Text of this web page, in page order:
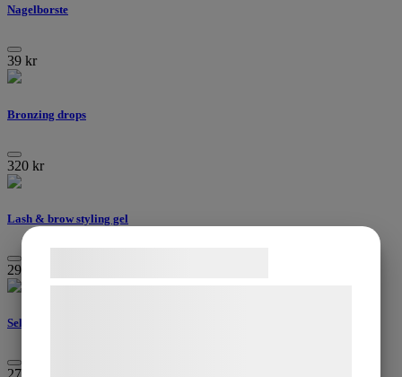
Nagelborste
39 kr
Bronzing drops
320 kr
Lash & brow styling gel
299
Self tan